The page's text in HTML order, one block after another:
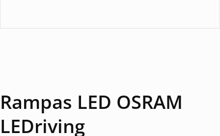
Rampas LED OSRAM
LEDriving